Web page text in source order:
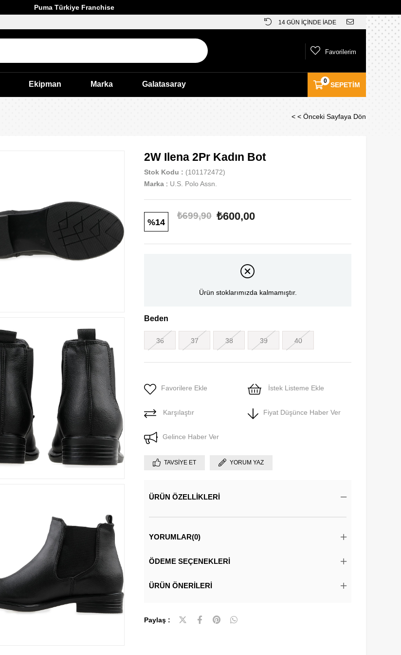
Puma Türkiye Franchise
14 GÜN İÇİNDE İADE
SEPETIM
0
Favorilerim
Ekipman Marka Galatasaray
< < Önceki Sayfaya Dön
2W Ilena 2Pr Kadın Bot
Stok Kodu
(101172472)
Marka : U.S. Polo Assn.
14
₺699,90 ₺600,00
Ürün stoklarımızda kalmamıştır.
Beden
36 37 38 39 40
Favorilere Ekle İstek Listeme Ekle
Karşılaştır Fiyat Düşünce Haber Ver
Gelince Haber Ver
TAVSIYE ET YORUM YAZ
ÜRÜN ÖZELLIKLERI
YORUMLAR(0)
ÖDEME SEÇENEKLERI
ÜRÜN ÖNERILERI
Paylaş :